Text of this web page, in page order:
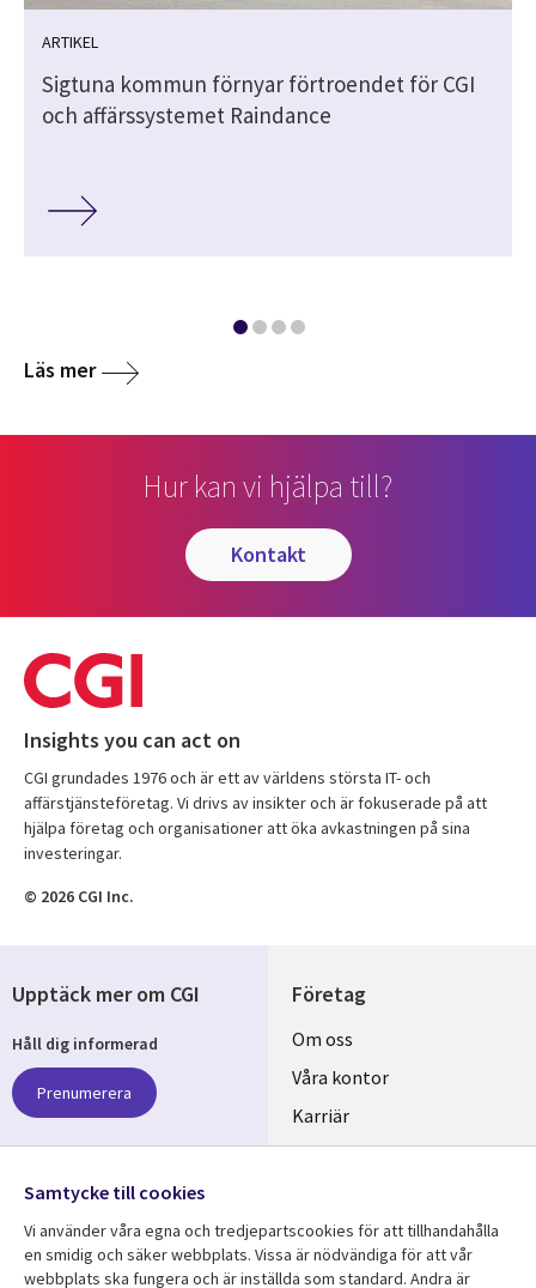
ARTIKEL
Sigtuna kommun förnyar förtroendet för CGI
och affärssystemet Raindance
Läs mer
Hur kan vi hjälpa till?
kontakt
Insights you can act on
CGI grundades 1976 och är ett av världens största IT- och
affärstjänsteföretag. Vi drivs av insikter och är fokuserade på att
hjälpa företag och organisationer att öka avkastningen på sina
investeringar.
© 2026 CGI Inc.
Företag
Useful
links
SWEDEN
Om oss
Våra kontor
Karriär
Hållbarhet
Upptäck mer om CGI
Håll dig informerad
Prenumerera
Följ oss
Social
Media
Samtycke till cookies
Vi använder våra egna och tredjepartscookies för att tillhandahålla
en smidig och säker webbplats. Vissa är nödvändiga för att vår
webbplats ska fungera och är inställda som standard. Andra är